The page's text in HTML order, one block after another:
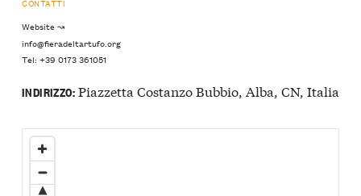
CONTATTI
Website ↝
info@fieradeltartufo.org
Tel: +39 0173 361051
INDIRIZZO:Piazzetta Costanzo Bubbio, Alba, CN, Italia